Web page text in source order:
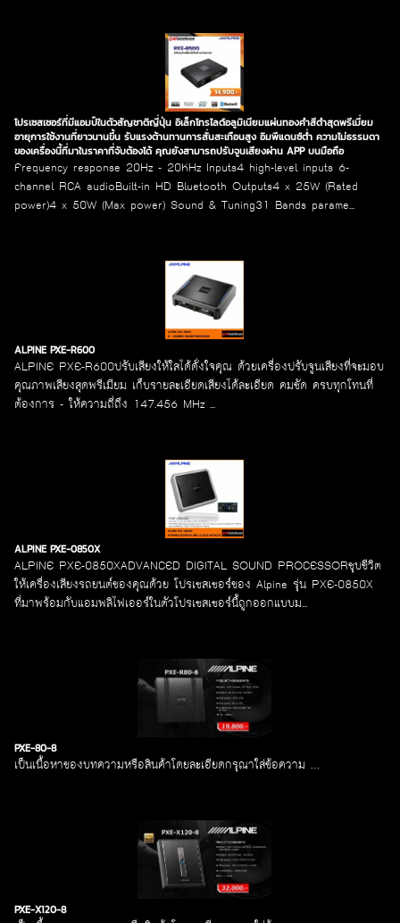
โปรเซสเซอร์ที่มีแอมป์ในตัวสัญชาติญี่ปุ่น อิเล็กโทรไลต์อลูมิเนียมแผ่นทองคำสีดำสุดพรีเมี่ยม
อายุการใช้งานที่ยาวนานขึ้น รับแรงต้านทานการสั่นสะเทือนสูง อิมพีแดนซ์ต่ำ ความไม่ธรรมดา
ของเครื่องนี้ที่มาในราคาที่จับต้องได้ คุณยังสามารถปรับจูนเสียงผ่าน APP บนมือถือ
Frequency response 20Hz - 20KHz Inputs4 high-level inputs 6-
channel RCA audioBuilt-in HD Bluetooth Outputs4 x 25W (Rated
power)4 x 50W (Max power) Sound & Tuning31 Bands parame...
ALPINE PXE-R600
ALPINE PXE-R600ปรับเสียงให้ใสได้ดั่งใจคุณ ด้วยเครื่องปรับจูนเสียงที่จะมอบ
คุณภาพเสียงสุดพรีเมียม เก็บรายละเอียดเสียงได้ละเอียด คมชัด ครบทุกโทนที่
ต้องการ - ให้ความถี่ถึง 147.456 MHz ...
ALPINE PXE-0850X
ALPINE PXE-0850XADVANCED DIGITAL SOUND PROCESSORชุบชีวิต
ให้เครื่องเสียงรถยนต์ของคุณด้วย โปรเซสเซอร์ของ Alpine รุ่น PXE-0850X
ที่มาพร้อมกับแอมพลิไฟเออร์ในตัวโปรเซสเซอร์นี้ถูกออกแบบม...
PXE-80-8
เป็นเนื้อหาของบทความหรือสินค้าโดยละเอียดกรุณาใส่ข้อความ …
PXE-X120-8